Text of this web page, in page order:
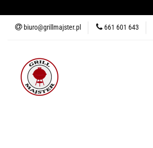
biuro@grillmajster.pl 661 601 643
GRILLE